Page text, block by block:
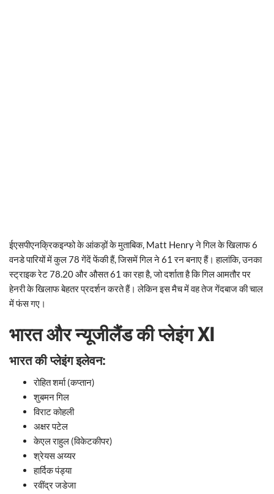
ईएसपीएनक्रिकइन्फो के आंकड़ों के मुताबिक, Matt Henry ने गिल के खिलाफ 6
वनडे पारियों में कुल 78 गेंदें फेंकी हैं, जिसमें गिल ने 61 रन बनाए हैं। हालांकि, उनका
स्ट्राइक रेट 78.20 और औसत 61 का रहा है, जो दर्शाता है कि गिल आमतौर पर
हेनरी के खिलाफ बेहतर प्रदर्शन करते हैं। लेकिन इस मैच में वह तेज गेंदबाज की चाल
में फंस गए।
भारत और न्यूजीलैंड की प्लेइंग XI
भारत की प्लेइंग इलेवन:
रोहित शर्मा (कप्तान)
शुबमन गिल
विराट कोहली
अक्षर पटेल
केएल राहुल (विकेटकीपर)
श्रेयस अय्यर
हार्दिक पंड्या
रवींद्र जडेजा